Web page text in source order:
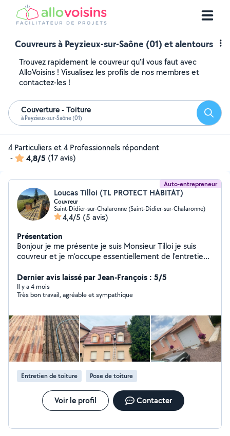
Couvreurs à Peyzieux-sur-Saône (01) et alentours
Trouvez rapidement le couvreur qu'il vous faut avec
AlloVoisins ! Visualisez les profils de nos membres et
contactez-les !
Couverture - Toiture
à Peyzieux-sur-Saône (01)
4 Particuliers et 4 Professionnels répondent
-
4,8/5 (17 avis)
Auto-entrepreneur
Loucas Tilloi (TL PROTECT HABITAT)
Couvreur
Saint-Didier-sur-Chalaronne (Saint-Didier-sur-Chalaronne)
4,4/5 (5 avis)
Présentation
Bonjour je me présente je suis Monsieur Tilloi je suis
couvreur et je m'occupe essentiellement de l'entretien
nettoyage je travaille aussi dans l'entretien de l'habitat
au niveau de la peinture et du nettoyage des façades
entre autres
Dernier avis laissé par Jean-François : 5/5
Il y a 4 mois
Très bon travail, agréable et sympathique
Entretien de toiture Pose de toiture
Voir le profil Contacter